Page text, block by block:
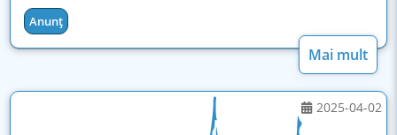
Mai mult
Anunț
2025-04-02